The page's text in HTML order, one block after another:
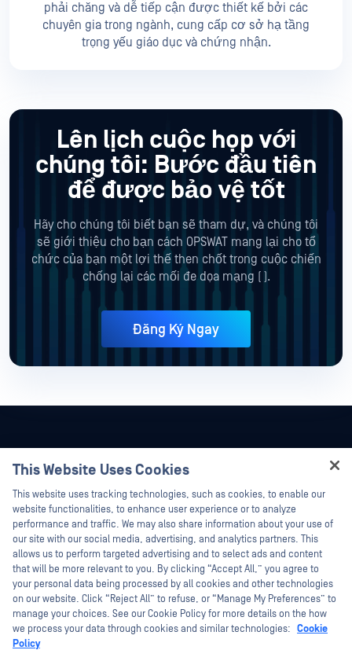
phải chăng và dễ tiếp cận được thiết kế bởi các
chuyên gia trong ngành, cung cấp cơ sở hạ tầng
trọng yếu giáo dục và chứng nhận.
Lên lịch cuộc họp với
chúng tôi: Bước đầu tiên
để được bảo vệ tốt
Hãy cho chúng tôi biết bạn sẽ tham dự, và chúng tôi
sẽ giới thiệu cho bạn cách OPSWAT mang lại cho tổ
chức của bạn một lợi thế then chốt trong cuộc chiến
chống lại các mối đe dọa mạng ( ).
Đăng Ký Ngay
©2026 OPSWAT Công ty TNHH. Mọi quyền được bảo lưu. OPSWAT , MetaDefender
Metascan, MetaAccess , cái OPSWAT Logo, Không tin tưởng bất kỳ tệp tin nào.
Không tin tưởng bất kỳ thiết bị nào. OPSWAT Academy Bảo vệ thế giới cơ sở hạ
tầng trọng yếu Deep CDR™ Technology, InQuest, Logo InQuest, DFI, RetroHunt, Deep
This Website Uses Cookies
This website uses tracking technologies, such as cookies, to enable our
website functionalities, to enhance user experience or to analyze
performance and traffic. We may also share information about your use of
our site with our social media, advertising, and analytics partners. This
allows us to perform targeted advertising and to select ads and content
that will be more relevant to you. By clicking “Accept All,” you agree to
your personal data being processed by all cookies and other technologies
on our website. Click “Reject All” to refuse, or “Manage My Preferences” to
manage your choices. See our Cookie Policy for more details on the how
we process your data through cookies and similar technologies: Cookie
Policy
Hey there!
I'm Ozzy, your OPSWAT virtual assistant.
How can I help you secure what's critical
today?